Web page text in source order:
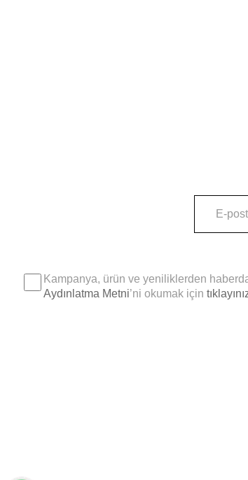
Kampanya, ürün ve yeniliklerden
Aydınlatma Metni’ni okumak için